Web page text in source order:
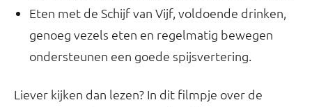
Eten met de Schijf van Vijf, voldoende drinken,
genoeg vezels eten en regelmatig bewegen
ondersteunen een goede spijsvertering.
Liever kijken dan lezen? In dit filmpje over de